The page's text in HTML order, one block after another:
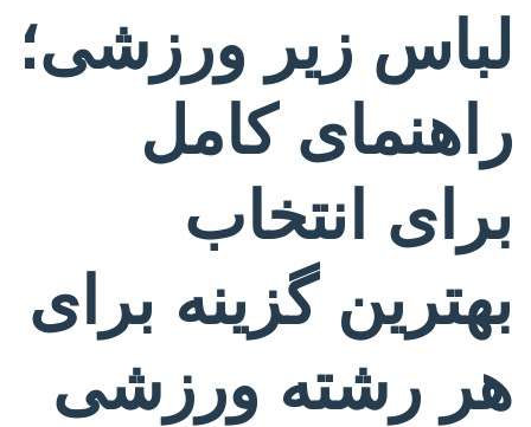
لباس زیر ورزشی؛
راهنمای کامل
برای انتخاب
بهترین گزینه برای
هر رشته ورزشی